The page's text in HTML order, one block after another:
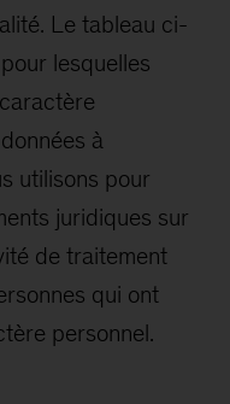
Le tableau ci-
lesquelles
à
utilisons pour
juridiques sur
de traitement
qui ont
personnel.